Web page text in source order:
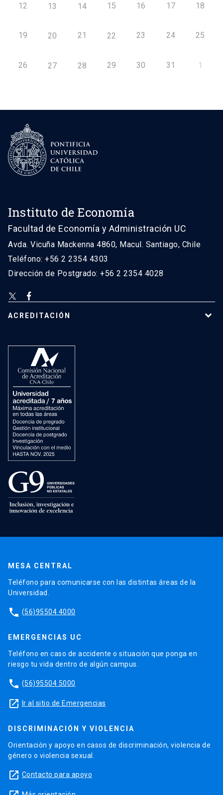
12 13 14 15 16 17 18
19 20 21 22 23 24 25
26 27 28 29 30 31 1
Instituto de Economía
Facultad de Economía y Administración UC
Avda. Vicuña Mackenna 4860, Macul. Santiago, Chile
Teléfono: +56 2 2354 4303
Dirección de Postgrado: +56 2 2354 4028
ACREDITACIÓN
MESA CENTRAL
Teléfono para comunicarse con las distintas áreas de la
Universidad.
phone (56)95504 4000
EMERGENCIAS UC
Teléfono en caso de accidente o situación que ponga en
riesgo tu vida dentro de algún campus.
phone (56)95504 5000
launch Ir al sitio de Emergencias
DISCRIMINACIÓN Y VIOLENCIA
Orientación y apoyo en casos de discriminación, violencia de
género o violencia sexual.
launch Contacto para apoyo